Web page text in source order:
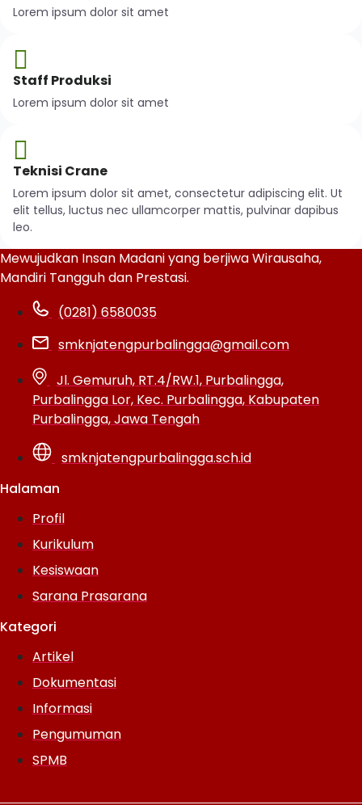
Lorem ipsum dolor sit amet
Staff Produksi
Lorem ipsum dolor sit amet
Teknisi Crane
Lorem ipsum dolor sit amet, consectetur adipiscing elit. Ut
elit tellus, luctus nec ullamcorper mattis, pulvinar dapibus
leo.
Mewujudkan Insan Madani yang berjiwa Wirausaha,
Mandiri Tangguh dan Prestasi.
(0281) 6580035
smknjatengpurbalingga@gmail.com
Jl. Gemuruh, RT.4/RW.1, Purbalingga,
Purbalingga Lor, Kec. Purbalingga, Kabupaten
Purbalingga, Jawa Tengah
smknjatengpurbalingga.sch.id
Halaman
Profil
Kurikulum
Kesiswaan
Sarana Prasarana
Kategori
Artikel
Dokumentasi
Informasi
Pengumuman
SPMB